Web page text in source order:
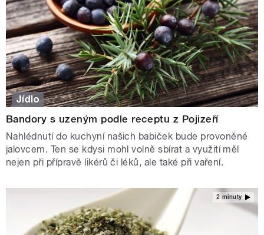
Jídlo
Bandory s uzeným podle receptu z Pojizeří
Nahlédnutí do kuchyní našich babiček bude provoněné
jalovcem. Ten se kdysi mohl volně sbírat a využití měl
nejen při přípravě likérů či léků, ale také při vaření.
2 minuty